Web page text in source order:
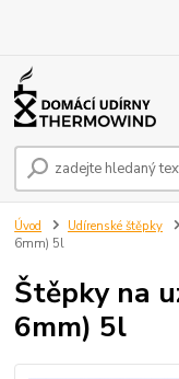
Úvod Udírenské štěpky
6mm) 5l
Štěpky na
6mm) 5l